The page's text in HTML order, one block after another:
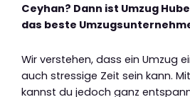
Ceyhan? Dann ist Umzug
das beste
Wir verstehen, dass ein Umzug
auch stressige Zeit sein kann.
kannst du jedoch ganz